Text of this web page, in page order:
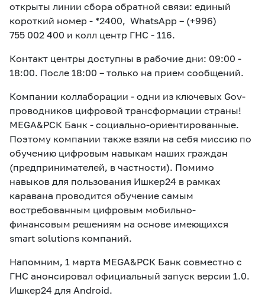
открыты линии сбора обратной связи: единый
короткий номер - *2400, WhatsApp – (+996)
755 002 400 и колл центр ГНС - 116.
Контакт центры доступны в рабочие дни: 09:00 -
18:00. После 18:00 – только на прием сообщений.
Компании коллаборации - одни из ключевых Gov-
проводников цифровой трансформации страны!
MEGA&РСК Банк - социально-ориентированные.
Поэтому компании также взяли на себя миссию по
обучению цифровым навыкам наших граждан
(предпринимателей, в частности). Помимо
навыков для пользования Ишкер24 в рамках
каравана проводится обучение самым
востребованным цифровым мобильно-
финансовым решениям на основе имеющихся
smart solutions компаний.
Напомним, 1 марта MEGA&РСК Банк совместно с
ГНС анонсировал официальный запуск версии 1.0.
Ишкер24 для Android.